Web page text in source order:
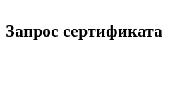
Запрос сертификата